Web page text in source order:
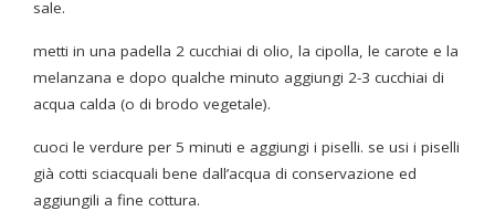
sale.
metti in una padella 2 cucchiai di olio, la cipolla, le carote e la
melanzana e dopo qualche minuto aggiungi 2-3 cucchiai di
acqua calda (o di brodo vegetale).
cuoci le verdure per 5 minuti e aggiungi i piselli. se usi i piselli
già cotti sciacquali bene dall’acqua di conservazione ed
aggiungili a fine cottura.